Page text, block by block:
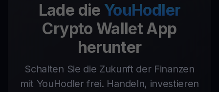
Lade die YouHodler
Crypto Wallet App
herunter
Schalten Sie die Zukunft der Finanzen
mit YouHodler frei. Handeln, investieren